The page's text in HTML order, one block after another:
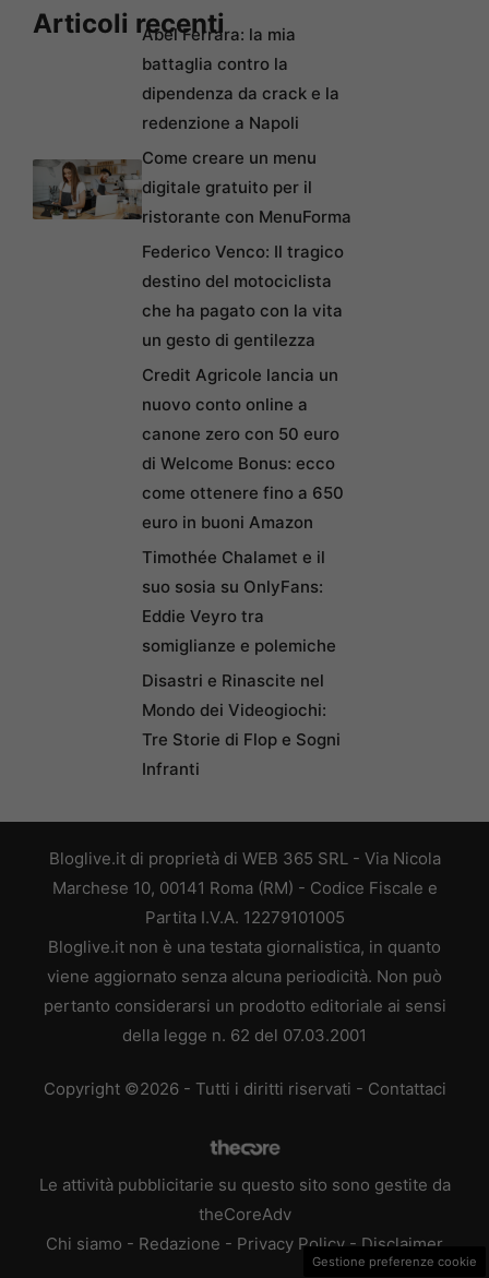
Articoli recenti
Abel Ferrara: la mia
battaglia contro la
dipendenza da crack e la
redenzione a Napoli
Come creare un menu
digitale gratuito per il
ristorante con MenuForma
Federico Venco: Il tragico
destino del motociclista
che ha pagato con la vita
un gesto di gentilezza
Credit Agricole lancia un
nuovo conto online a
canone zero con 50 euro
di Welcome Bonus: ecco
come ottenere fino a 650
euro in buoni Amazon
Timothée Chalamet e il
suo sosia su OnlyFans:
Eddie Veyro tra
somiglianze e polemiche
Disastri e Rinascite nel
Mondo dei Videogiochi:
Tre Storie di Flop e Sogni
Infranti
Bloglive.it di proprietà di WEB 365 SRL - Via Nicola
Marchese 10, 00141 Roma (RM) - Codice Fiscale e
Partita I.V.A. 12279101005
Bloglive.it non è una testata giornalistica, in quanto
viene aggiornato senza alcuna periodicità. Non può
pertanto considerarsi un prodotto editoriale ai sensi
della legge n. 62 del 07.03.2001
Copyright ©2026 - Tutti i diritti riservati - Contattaci
Le attività pubblicitarie su questo sito sono gestite da
theCoreAdv
Chi siamo - Redazione - Privacy Policy - Disclaimer
Gestione preferenze cookie